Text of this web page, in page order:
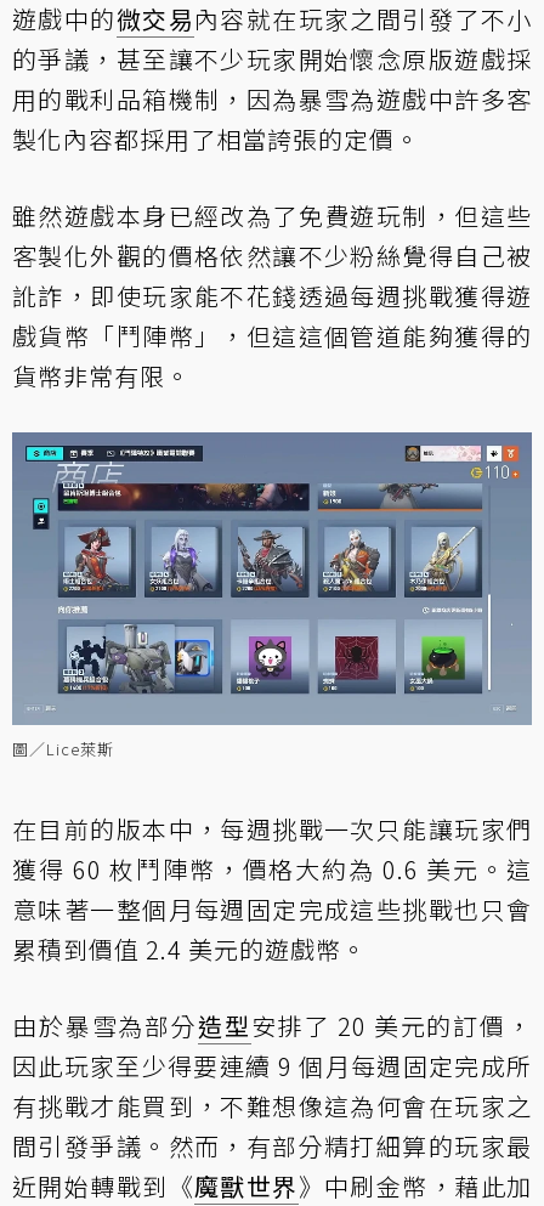
遊戲中的微交易內容就在玩家之間引發了不小
的爭議，甚至讓不少玩家開始懷念原版遊戲採
用的戰利品箱機制，因為暴雪為遊戲中許多客
製化內容都採用了相當誇張的定價。
雖然遊戲本身已經改為了免費遊玩制，但這些
客製化外觀的價格依然讓不少粉絲覺得自己被
訛詐，即使玩家能不花錢透過每週挑戰獲得遊
戲貨幣「鬥陣幣」，但這這個管道能夠獲得的
貨幣非常有限。
圖／Lice萊斯
在目前的版本中，每週挑戰一次只能讓玩家們
獲得 60 枚鬥陣幣，價格大約為 0.6 美元。這
意味著一整個月每週固定完成這些挑戰也只會
累積到價值 2.4 美元的遊戲幣。
由於暴雪為部分造型 安排了 20 美元的訂價，
因此玩家至少得要連續 9 個月每週固定完成所
有挑戰才能買到，不難想像這為何會在玩家之
間引發爭議。然而，有部分精打細算的玩家最
近開始轉戰到《魔獸世界》中刷金幣，藉此加